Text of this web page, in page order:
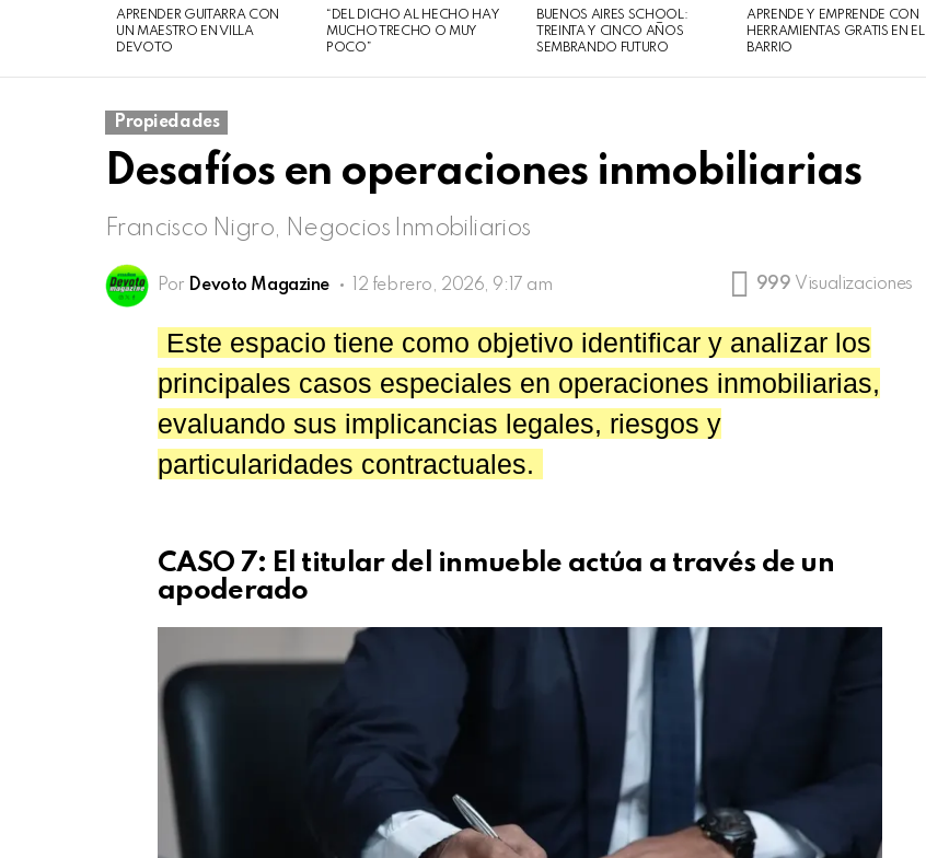
APRENDER GUITARRA CON
UN MAESTRO EN VILLA
DEVOTO
“DEL DICHO AL HECHO HAY
MUCHO TRECHO O MUY
POCO”
BUENOS AIRES SCHOOL:
TREINTA Y CINCO AÑOS
SEMBRANDO FUTURO
APRENDE Y EMPRENDE CON
HERRAMIENTAS GRATIS EN EL
BARRIO
Propiedades
Desafíos en operaciones inmobiliarias
Francisco Nigro, Negocios Inmobiliarios
Por Devoto Magazine 12 febrero, 2026, 9:17 am 999 Visualizaciones
Este espacio tiene como objetivo identificar y analizar los
principales casos especiales en operaciones inmobiliarias,
evaluando sus implicancias legales, riesgos y
particularidades contractuales.
CASO 7: El titular del inmueble actúa a través de un
apoderado
agosto
de